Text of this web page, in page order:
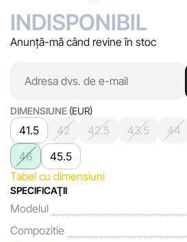
INDISPONIBIL
Anunță-mă când revine în stoc
DIMENSIUNE (EUR)
41.5 42 42.5 43.5 44
46
45.5
Tabel cu dimensiuni
SPECIFICAŢII
Modelul
Compozitie